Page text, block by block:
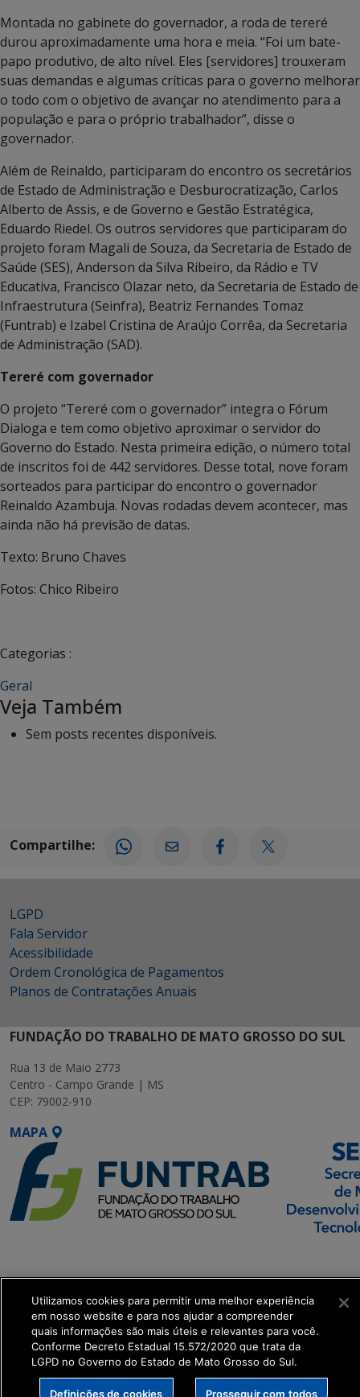
Montada no gabinete do governador, a roda de tereré
durou aproximadamente uma hora e meia. “Foi um bate-
papo produtivo, de alto nível. Eles [servidores] trouxeram
suas demandas e algumas críticas para o governo melhorar
o todo com o objetivo de avançar no atendimento para a
população e para o próprio trabalhador”, disse o
governador.
Além de Reinaldo, participaram do encontro os secretários
de Estado de Administração e Desburocratização, Carlos
Alberto de Assis, e de Governo e Gestão Estratégica,
Eduardo Riedel. Os outros servidores que participaram do
projeto foram Magali de Souza, da Secretaria de Estado de
Saúde (SES), Anderson da Silva Ribeiro, da Rádio e TV
Educativa, Francisco Olazar neto, da Secretaria de Estado de
Infraestrutura (Seinfra), Beatriz Fernandes Tomaz
(Funtrab) e Izabel Cristina de Araújo Corrêa, da Secretaria
de Administração (SAD).
Tereré com governador
O projeto “Tereré com o governador” integra o Fórum
Dialoga e tem como objetivo aproximar o servidor do
Governo do Estado. Nesta primeira edição, o número total
de inscritos foi de 442 servidores. Desse total, nove foram
sorteados para participar do encontro o governador
Reinaldo Azambuja. Novas rodadas devem acontecer, mas
ainda não há previsão de datas.
Texto: Bruno Chaves
Fotos: Chico Ribeiro
Categorias :
Geral
Veja Também
Sem posts recentes disponíveis.
Compartilhe:
LGPD
Fala Servidor
Acessibilidade
Ordem Cronológica de Pagamentos
Planos de Contratações Anuais
FUNDAÇÃO DO TRABALHO DE MATO GROSSO DO SUL
Rua 13 de Maio 2773
Centro - Campo Grande | MS
CEP: 79002-910
MAPA
Executiva de
Transformação Digital
get_footer();
Utilizamos cookies para permitir uma melhor experiência
em nosso website e para nos ajudar a compreender
quais informações são mais úteis e relevantes para você.
Conforme Decreto Estadual 15.572/2020 que trata da
LGPD no Governo do Estado de Mato Grosso do Sul.
Definições de cookies Prosseguir com todos